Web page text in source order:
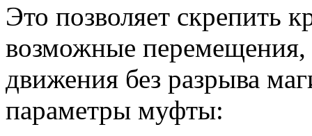
Это позволяет скрепить
возможные перемещения,
движения без разрыва
параметры муфты: